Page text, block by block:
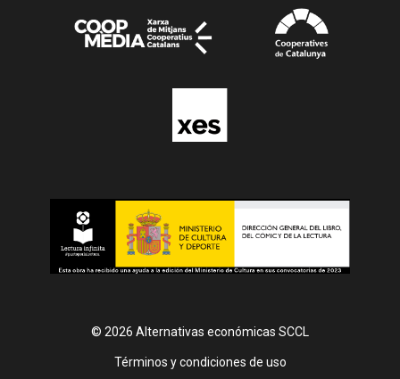
© 2026 Alternativas económicas SCCL
Footer
Términos y condiciones de uso